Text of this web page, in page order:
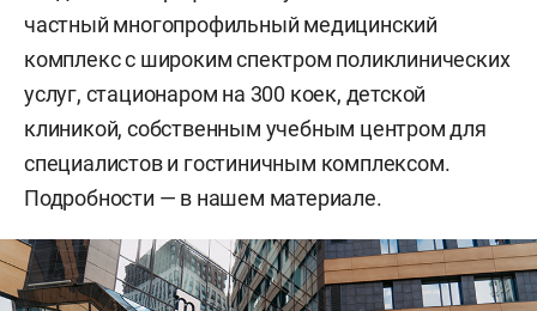
частный многопрофильный медицинский
комплекс с широким спектром поликлинических
услуг, стационаром на 300 коек, детской
клиникой, собственным учебным центром для
специалистов и гостиничным комплексом.
Подробности — в нашем материале.